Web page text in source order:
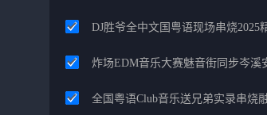
DJ胜爷全中文国粤语现场串烧2025
炸场EDM音乐大赛魅音街同步岑溪
全国粤语Club音乐送兄弟实录串烧